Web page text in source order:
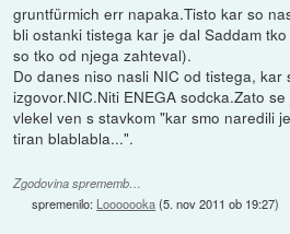
gruntfürmich err napaka.Tisto kar so
bli ostanki tistega kar je dal Saddam
so tko od njega zahteval).
Do danes niso nasli NIC od tistega, kar
izgovor.NIC.Niti ENEGA sodcka.Zato
vlekel ven s stavkom "kar smo naredili
tiran blablabla...".
Zgodovina sprememb…
spremenilo: Looooooka(5. nov 2011 ob 19:27)